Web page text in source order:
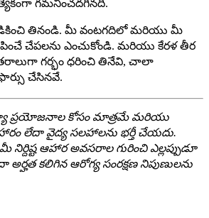
గమనించదగినది.
తినండి. మీ వంటగదిలో మరియు మీ
చేపలను ఎంచుకోండి. మరియు కేరళ తీర
గర్భం ధరించి తినేవి, చాలా
చేసినవే.
ప్రయోజనాల కోసం మాత్రమే మరియు
లేదా వైద్య సలహాలను భర్తీ చేయదు.
ఆహార అవసరాల గురించి ఎల్లప్పుడూ
కలిగిన ఆరోగ్య సంరక్షణ నిపుణులను